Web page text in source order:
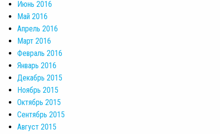
Июнь 2016
Май 2016
Апрель 2016
Март 2016
Февраль 2016
Январь 2016
Декабрь 2015
Ноябрь 2015
Октябрь 2015
Сентябрь 2015
Август 2015